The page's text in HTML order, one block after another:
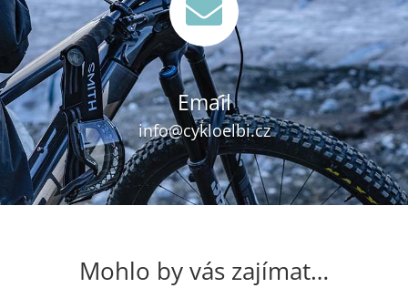

Email
info@cykloelbi.cz
Mohlo by vás zajímat…